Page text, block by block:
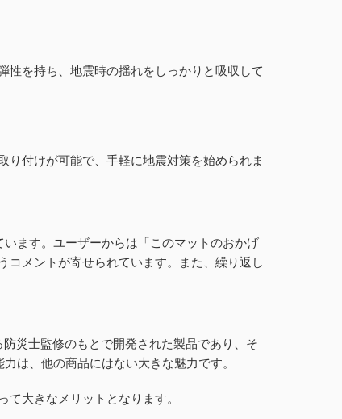
性を持ち、地震時の揺れをしっかりと吸収して
付けが可能で、手軽に地震対策を始められま
ます。ユーザーからは「このマットのおかげ
コメントが寄せられています。また、繰り返し
災士監修のもとで開発された製品であり、そ
は、他の商品にはない大きな魅力です。
大きなメリットとなります。